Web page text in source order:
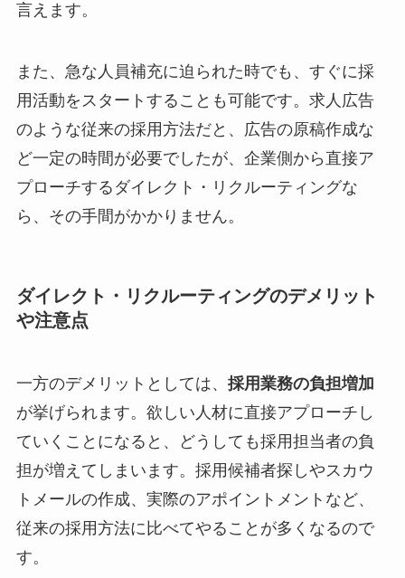
言えます。
また、急な人員補充に迫られた時でも、すぐに採
用活動をスタートすることも可能です。求人広告
のような従来の採用方法だと、広告の原稿作成な
ど一定の時間が必要でしたが、企業側から直接ア
プローチするダイレクト・リクルーティングな
ら、その手間がかかりません。
ダイレクト・リクルーティングのデメリット
や注意点
一方のデメリットとしては、 採用業務の負担増加
が挙げられます。欲しい人材に直接アプローチし
ていくことになると、どうしても採用担当者の負
担が増えてしまいます。採用候補者探しやスカウ
トメールの作成、実際のアポイントメントなど、
従来の採用方法に比べてやることが多くなるので
す。